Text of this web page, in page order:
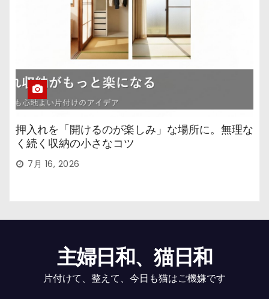
押入れを「開けるのが楽しみ」な場所に。無理な
く続く収納の小さなコツ
7月 16, 2026
主婦日和、猫日和
片付けて、整えて、今日も猫はご機嫌です